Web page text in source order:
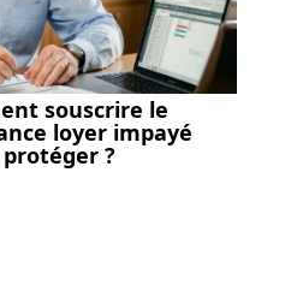
souscrire le
loyer impayé
?